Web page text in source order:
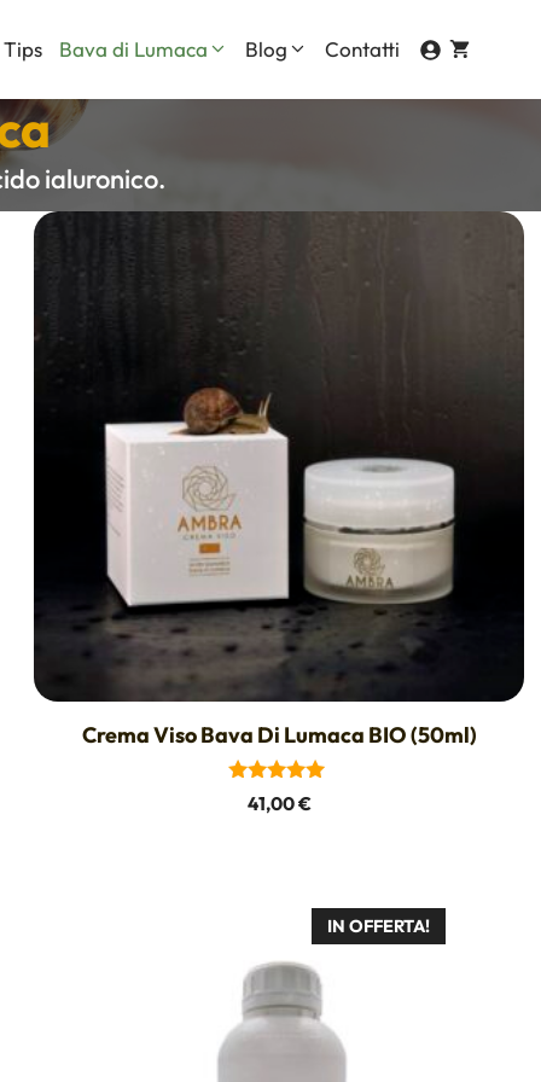
Bava di Lumaca
Contorno Occhi
Corpo
Mani
Blog Contatti
ialuronico.
Crema Viso Bava Di Lumaca BIO (50ml)
5.00
su 5
41,00€
IN OFFERTA!